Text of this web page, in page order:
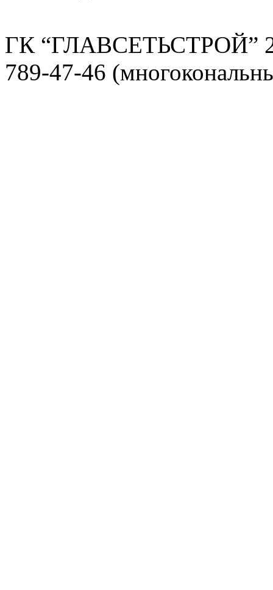
ГК “ГЛАВСЕТЬСТРОЙ”
789-47-46